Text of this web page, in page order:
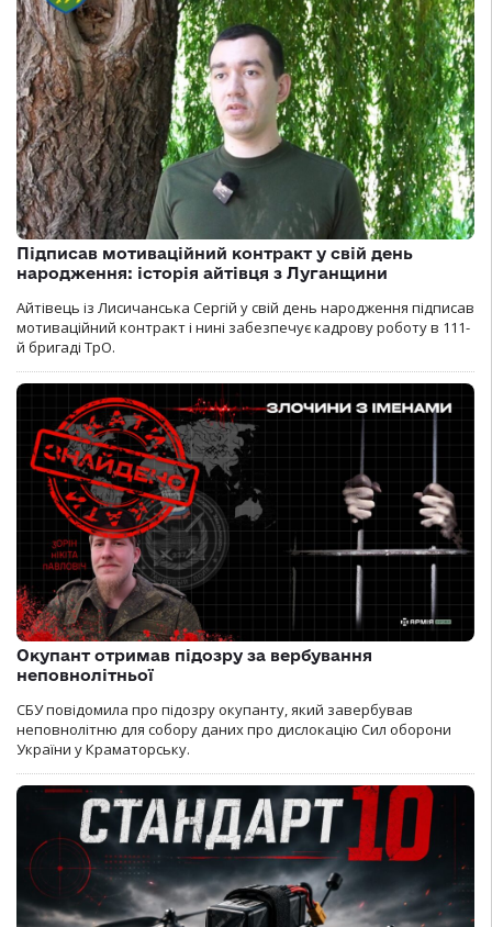
Підписав мотиваційний контракт у свій день
народження: історія айтівця з Луганщини
Айтівець із Лисичанська Сергій у свій день народження підписав
мотиваційний контракт і нині забезпечує кадрову роботу в 111-
й бригаді ТрО.
Окупант отримав підозру за вербування
неповнолітньої
СБУ повідомила про підозру окупанту, який завербував
неповнолітню для собору даних про дислокацію Сил оборони
України у Краматорську.